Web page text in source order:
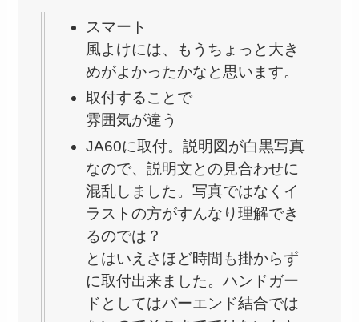
スマート
風よけには、もうちょっと大き
めがよかったかなと思います。
取付することで
雰囲気が違う
JA60に取付。説明図が白黒写真
なので、説明文との見合わせに
混乱しました。写真ではなくイ
ラストの方がすんなり理解でき
るのでは？
とはいえさほど時間も掛からず
に取付出来ました。ハンドガー
ドとしてはバーエンド結合では